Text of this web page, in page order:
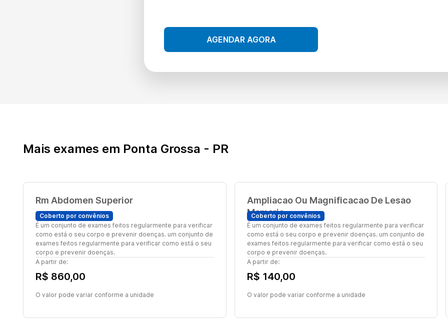
AGENDAR AGORA
Mais exames em Ponta Grossa - PR
Rm Abdomen Superior
Coberto por convênios
É um conjunto de exames feitos regularmente para verificar
como está o seu corpo e prevenir doenças. um conjunto de
exames feitos regularmente para verificar como está o seu
corpo e prevenir doenças.
A partir de:
R$ 860,00
O valor pode variar conforme a unidade
Ampliacao Ou Magnificacao De Lesao
Mamaria
Coberto por convênios
É um conjunto de exames feitos regularmente para verificar
como está o seu corpo e prevenir doenças. um conjunto de
exames feitos regularmente para verificar como está o seu
corpo e prevenir doenças.
A partir de:
R$ 140,00
O valor pode variar conforme a unidade